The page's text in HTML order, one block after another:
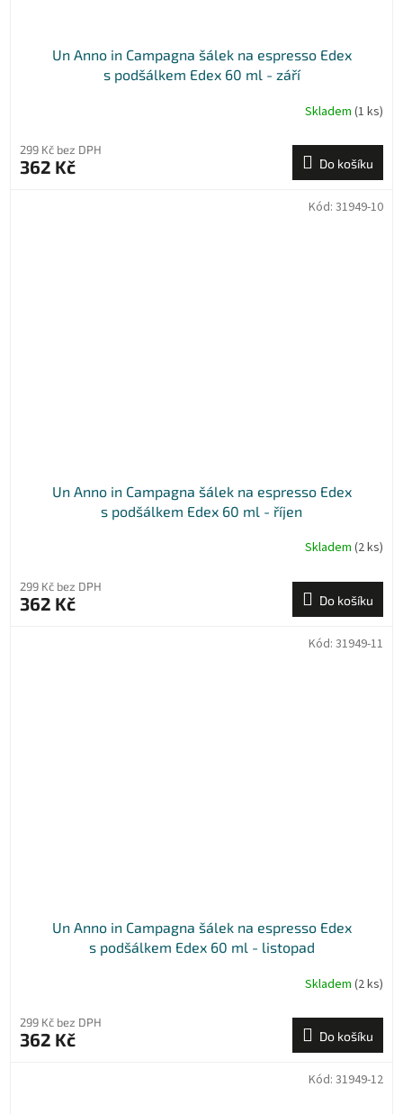
Un Anno in Campagna šálek na espresso Edex
s podšálkem Edex 60 ml - září
Skladem (1 ks)
299 Kč bez DPH
362 Kč Do košíku
Un Anno in Campagna šálek na espresso Edex
s podšálkem Edex 60 ml - říjen
Skladem (2 ks)
299 Kč bez DPH
362 Kč Do košíku
Kód: 31949-10
Un Anno in Campagna šálek na espresso Edex
s podšálkem Edex 60 ml - listopad
Skladem (2 ks)
299 Kč bez DPH
362 Kč Do košíku
Kód: 31949-11
Kód: 31949-12